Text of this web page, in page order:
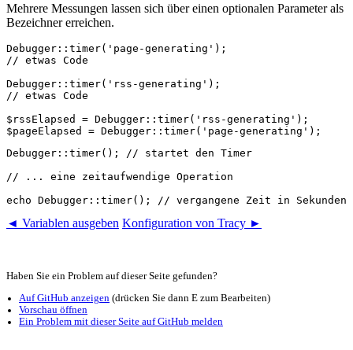
Mehrere Messungen lassen sich über einen optionalen Parameter als
Bezeichner erreichen.
Debugger::timer('page-generating');
// etwas Code
Debugger::timer('rss-generating');
// etwas Code
$rssElapsed = Debugger::timer('rss-generating');
Debugger::timer(); // startet den Timer
// ... eine zeitaufwendige Operation
◄ Variablen ausgeben Konfiguration von Tracy ►